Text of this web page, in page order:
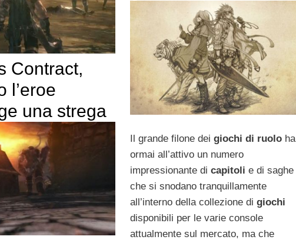
Contract,
l’eroe
una strega
Il grande filone dei giochi di ruoloha
ormai all’attivo un numero
impressionante di capitoli e di saghe
che si snodano tranquillamente
all’interno della collezione di giochi
disponibili per le varie console
attualmente sul mercato, ma che